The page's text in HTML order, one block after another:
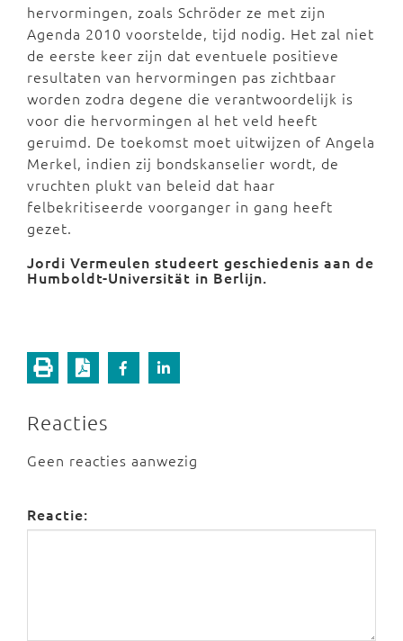
hervormingen, zoals Schröder ze met zijn
Agenda 2010 voorstelde, tijd nodig. Het zal niet
de eerste keer zijn dat eventuele positieve
resultaten van hervormingen pas zichtbaar
worden zodra degene die verantwoordelijk is
voor die hervormingen al het veld heeft
geruimd. De toekomst moet uitwijzen of Angela
Merkel, indien zij bondskanselier wordt, de
vruchten plukt van beleid dat haar
felbekritiseerde voorganger in gang heeft
gezet.
Jordi Vermeulen studeert geschiedenis aan de
Humboldt-Universität in Berlijn.
Reacties
Geen reacties aanwezig
Reactie: